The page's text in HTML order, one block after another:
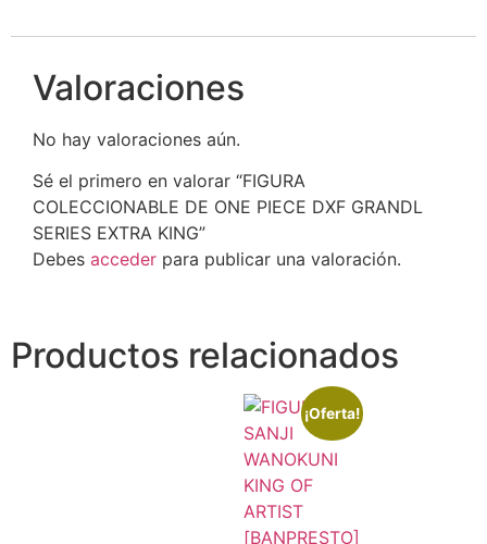
Valoraciones
No hay valoraciones aún.
Sé el primero en valorar “FIGURA
COLECCIONABLE DE ONE PIECE DXF GRANDL
SERIES EXTRA KING”
Debes acceder para publicar una valoración.
Productos relacionados
¡Oferta!